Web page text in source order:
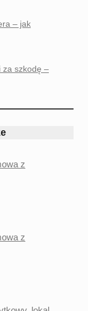
– jak
za szkodę –
z
z